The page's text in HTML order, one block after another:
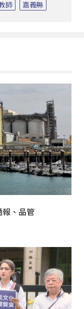
師 嘉義縣
報、品管